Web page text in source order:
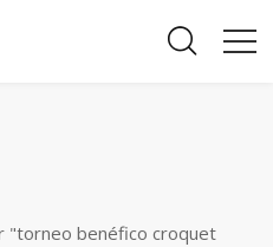
"torneo benéfico croquet